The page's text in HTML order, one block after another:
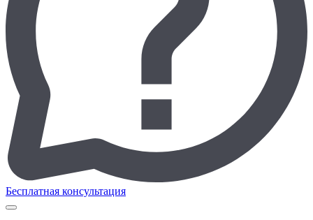
Бесплатная консультация